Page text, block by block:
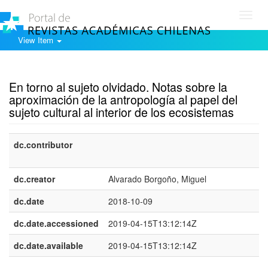
View Item
En torno al sujeto olvidado. Notas sobre la
aproximación de la antropología al papel del
sujeto cultural al interior de los ecosistemas
dc.contributor
dc.creator
Alvarado Borgoño, Miguel
dc.date
2018-10-09
dc.date.accessioned
2019-04-15T13:12:14Z
dc.date.available
2019-04-15T13:12:14Z